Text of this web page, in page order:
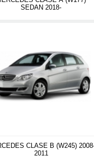
SEDAN 2018-
CLASE B (W245)
2011